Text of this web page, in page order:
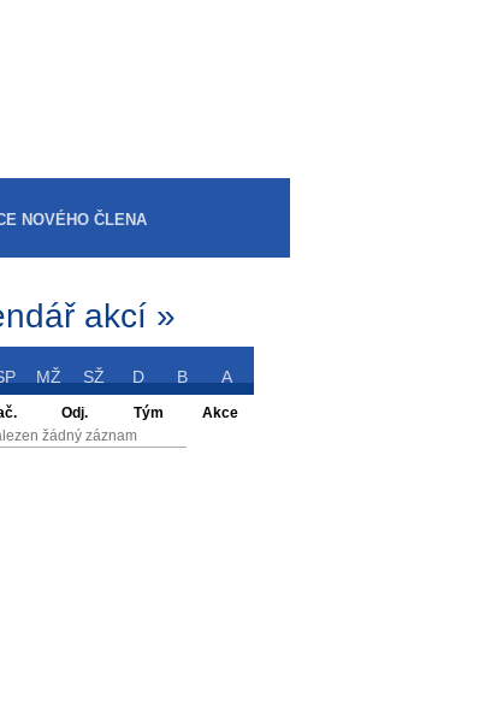
NOVÉHO ČLENA
akcí »
MŽ SŽ D B A
Odj. Tým
Akce
žádný záznam